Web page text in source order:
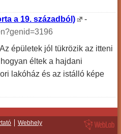
a 19. századból)
-
épületek jól tükrözik az itteni
éltek a hajdani
lakóház és az istálló képe
Webhely